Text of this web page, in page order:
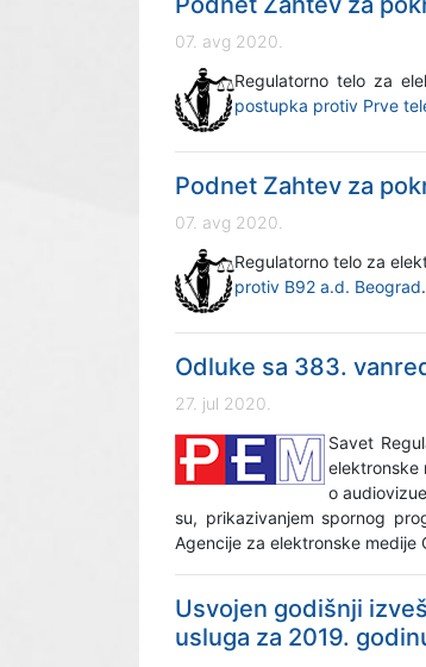
07. avg 2020.
Regulatorno telo za
postupka protiv Prve
Podnet Zahtev za
07. avg 2020.
Regulatorno telo za
protiv B92 a.d. Beograd.
Odluke sa 383.
27. jul 2020.
Savet
elektronske
o
su, prikazivanjem spornog
Agencije za elektronske medije
Usvojen godišnji
usluga za 2019.